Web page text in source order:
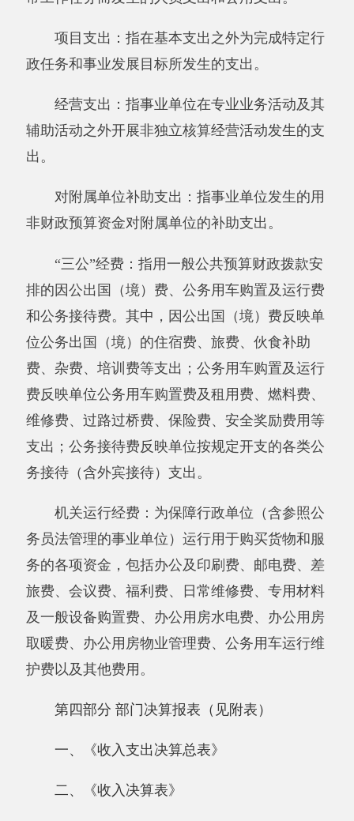
出决算表》
八、《政府性基金预算财政拨款收入支出决
算表》
附件：新疆农业广播学校阿克陶县分校.XLS
分享:
打印本页 关闭窗口
主办：阿克陶县人民政府办公室 政府网站标识
码：6530220001
承办：阿克陶县政务服务和数字发展中心 邮
地 址：新疆阿克陶县文化东路188号 法律声明
中国互联网举报中心
新公网安备65302202000102号
新ICP备
12003422号
关于我们